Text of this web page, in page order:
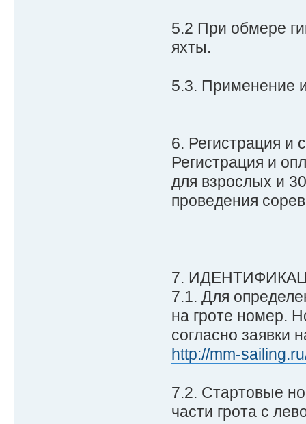
5.2 При обмере
яхты.
5.3. Применение
6. Регистрация и
Регистрация и
для взрослых и
проведения
7.
7.1. Для
на гроте номер.
согласно заявки
http://mm-
7.2. Стартовые
части грота с